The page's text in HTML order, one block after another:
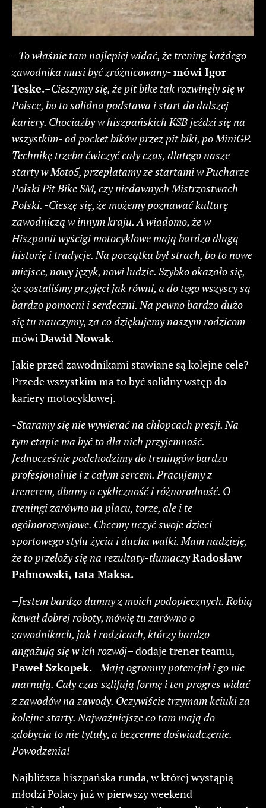
–To właśnie tam najlepiej widać, że trening każdego
zawodnika musi być zróżnicowany-mówi Igor
Teske.–Cieszymy się, że pit bike tak rozwinęły się w
Polsce, bo to solidna podstawa i start do dalszej
kariery. Chociażby w hiszpańskich KSB jeździ się na
wszystkim- od pocket bików przez pit biki, po MiniGP.
Technikę trzeba ćwiczyć cały czas, dlatego nasze
starty w Moto5, przeplatamy ze startami w Pucharze
Polski Pit Bike SM, czy niedawnych Mistrzostwach
Polski. -Cieszę się, że możemy poznawać kulturę
zawodniczą w innym kraju. A wiadomo, że w
Hiszpanii wyścigi motocyklowe mają bardzo długą
historię i tradycje. Na początku był strach, bo to nowe
miejsce, nowy język, nowi ludzie. Szybko okazało się,
że zostaliśmy przyjęci jak równi, a do tego wszyscy są
bardzo pomocni i serdeczni. Na pewno bardzo dużo
się tu nauczymy, za co dziękujemy naszym rodzicom-
mówiDawid Nowak.
Jakie przed zawodnikami stawiane są kolejne cele?
Przede wszystkim ma to być solidny wstęp do
kariery motocyklowej.
-Staramy się nie wywierać na chłopcach presji. Na
tym etapie ma być to dla nich przyjemność.
Jednocześnie podchodzimy do treningów bardzo
profesjonalnie i z całym sercem. Pracujemy z
trenerem, dbamy o cykliczność i różnorodność. O
treningi zarówno na placu, torze, ale i te
ogólnorozwojowe. Chcemy uczyć swoje dzieci
sportowego stylu życia i ducha walki. Mam nadzieję,
że to przełoży się na rezultaty-tłumaczyRadosław
Palmowski, tata Maksa.
–Jestem bardzo dumny z moich podopiecznych. Robią
kawał dobrej roboty, mówię tu zarówno o
zawodnikach, jak i rodzicach, którzy bardzo
angażują się w ich rozwój– dodaje trener teamu,
Paweł Szkopek.–Mają ogromny potencjał i go nie
marnują. Cały czas szlifują formę i ten progres widać
z zawodów na zawody. Oczywiście trzymam kciuki za
kolejne starty. Najważniejsze co tam mają do
zdobycia to nie tytuły, a bezcenne doświadczenie.
Powodzenia!
Najbliższa hiszpańska runda, w której wystąpią
młodzi Polacy już w pierwszy weekend